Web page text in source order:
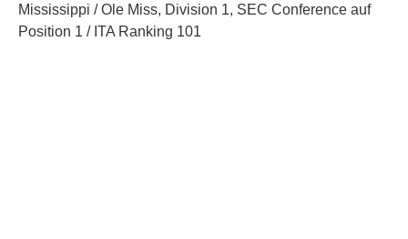
Mississippi / Ole Miss, Division 1, SEC Conference auf
Position 1 / ITA Ranking 101